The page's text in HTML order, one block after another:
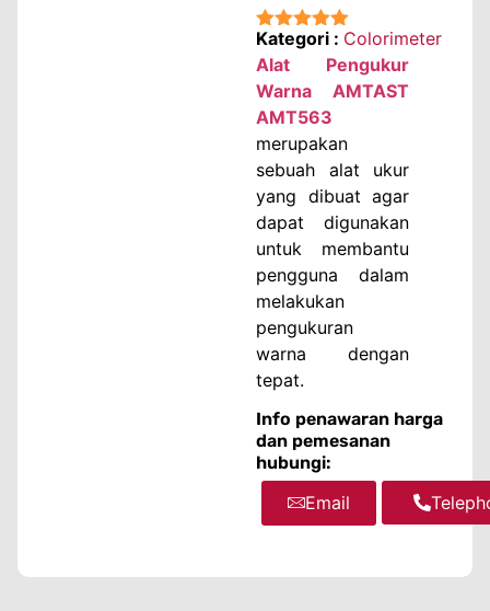
★★★★★
Kategori : Colorimeter
Alat Pengukur
Warna AMTAST
AMT563
merupakan
sebuah alat ukur
yang dibuat agar
dapat digunakan
untuk membantu
pengguna dalam
melakukan
pengukuran
warna dengan
tepat.
Info penawaran harga
dan pemesanan
hubungi:
Email